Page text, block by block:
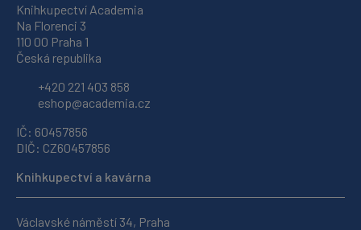
Knihkupectví Academia
Na Florenci 3
110 00 Praha 1
Česká republika
+420 221 403 858
eshop@academia.cz
IČ: 60457856
DIČ: CZ60457856
Knihkupectví a kavárna
Václavské náměstí 34, Praha